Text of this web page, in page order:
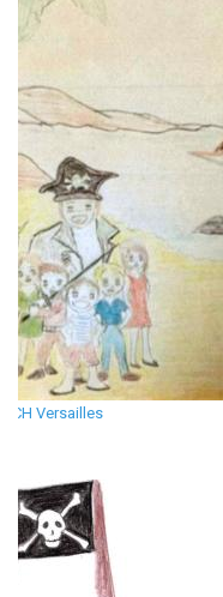
CH Versailles